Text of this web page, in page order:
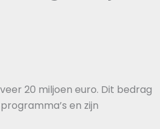
20 miljoen euro. Dit bedrag
en zijn